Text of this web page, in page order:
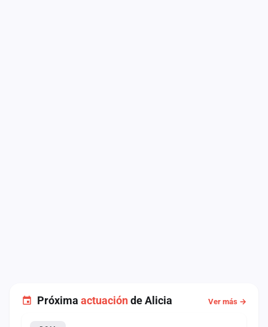
Próxima actuaciónde Alicia Ver más →